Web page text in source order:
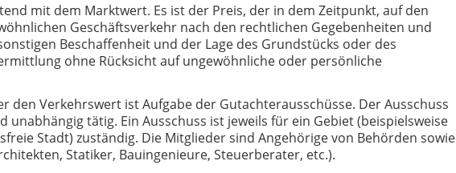
mit dem Marktwert. Es ist der Preis, der in dem Zeitpunkt, auf den
Geschäftsverkehr nach den rechtlichen Gegebenheiten und
Beschaffenheit und der Lage des Grundstücks oder des
ohne Rücksicht auf ungewöhnliche oder persönliche
den Verkehrswert ist Aufgabe der Gutachterausschüsse. Der Ausschuss
tätig. Ein Ausschuss ist jeweils für ein Gebiet (beispielsweise
Stadt) zuständig. Die Mitglieder sind Angehörige von Behörden sowie
Statiker, Bauingenieure, Steuerberater, etc.).